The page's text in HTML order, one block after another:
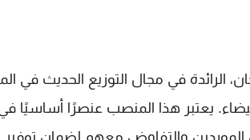
، الرائدة في مجال التوزيع الحديث في
. يعتبر هذا المنصب عنصرًا أساسيًا في
الموردين والتفاوض معهم لضمان